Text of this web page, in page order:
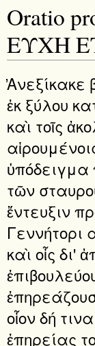
Oratio
ΕΥΧΗ
̓Ανεξίκακε
ἐκ ξύλου
καὶ τοῖς
τῶν
ἔντευξιν
Γεννήτορι
καὶ οἷς δι'
οἷον δή
ἐπηρείας